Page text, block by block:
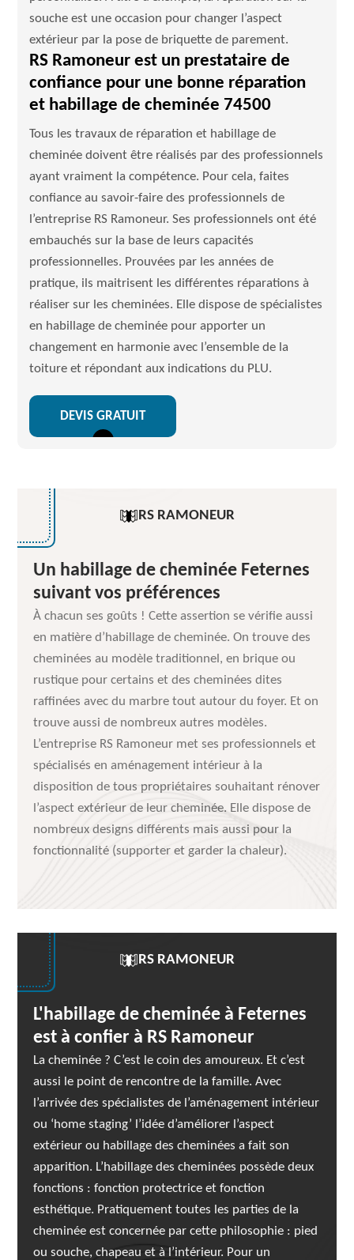
souche est une occasion pour changer l’aspect
extérieur par la pose de briquette de parement.
RS Ramoneur est un prestataire de
confiance pour une bonne réparation
et habillage de cheminée 74500
Tous les travaux de réparation et habillage de
cheminée doivent être réalisés par des professionnels
ayant vraiment la compétence. Pour cela, faites
confiance au savoir-faire des professionnels de
l’entreprise RS Ramoneur. Ses professionnels ont été
embauchés sur la base de leurs capacités
professionnelles. Prouvées par les années de
pratique, ils maitrisent les différentes réparations à
réaliser sur les cheminées. Elle dispose de spécialistes
en habillage de cheminée pour apporter un
changement en harmonie avec l’ensemble de la
toiture et répondant aux indications du PLU.
DEVIS GRATUIT
RS RAMONEUR
Un habillage de cheminée Feternes
suivant vos préférences
À chacun ses goûts ! Cette assertion se vérifie aussi
en matière d’habillage de cheminée. On trouve des
cheminées au modèle traditionnel, en brique ou
rustique pour certains et des cheminées dites
raffinées avec du marbre tout autour du foyer. Et on
trouve aussi de nombreux autres modèles.
L’entreprise RS Ramoneur met ses professionnels et
spécialisés en aménagement intérieur à la
disposition de tous propriétaires souhaitant rénover
l’aspect extérieur de leur cheminée. Elle dispose de
nombreux designs différents mais aussi pour la
fonctionnalité (supporter et garder la chaleur).
RS RAMONEUR
L'habillage de cheminée à Feternes
est à confier à RS Ramoneur
La cheminée ? C’est le coin des amoureux. Et c’est
aussi le point de rencontre de la famille. Avec
l’arrivée des spécialistes de l’aménagement intérieur
ou ‘home staging’ l’idée d’améliorer l’aspect
extérieur ou habillage des cheminées a fait son
apparition. L’habillage des cheminées possède deux
fonctions : fonction protectrice et fonction
esthétique. Pratiquement toutes les parties de la
cheminée est concernée par cette philosophie : pied
ou souche, chapeau et à l’intérieur. Pour un